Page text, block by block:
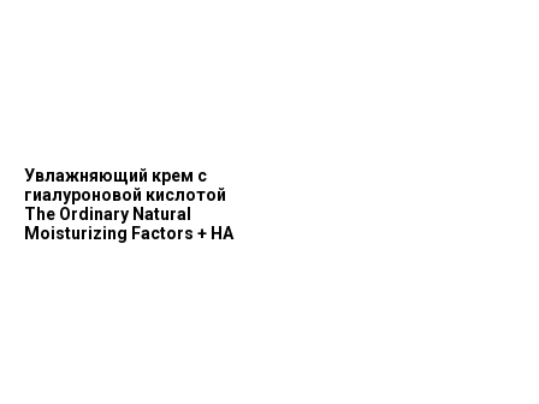
Увлажняющий крем с
гиалуроновой кислотой
The Ordinary Natural
Moisturizing Factors + HA